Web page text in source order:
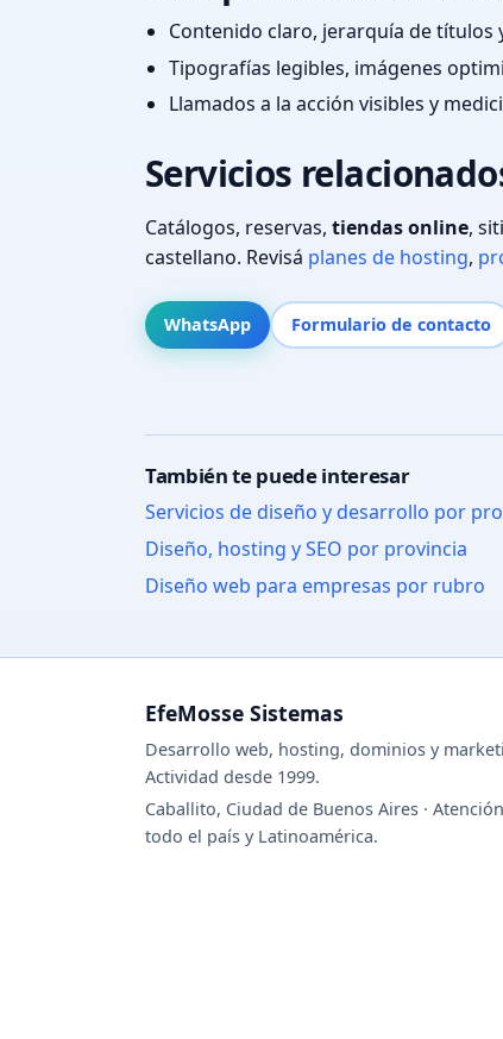
Contenido claro, jerarquía de
Tipografías legibles, imágenes
Llamados a la acción visibles y
Servicios
Catálogos, reservas, tiendas online,
castellano. Revisá planes de hosting,
WhatsApp Formulario de contacto
También te puede interesar
Servicios de diseño y desarrollo por
Diseño, hosting y SEO por provincia
Diseño web para empresas por rubro
EfeMosse Sistemas
Desarrollo web, hosting, dominios y
Actividad desde 1999.
Caballito, Ciudad de Buenos Aires ·
todo el país y Latinoamérica.